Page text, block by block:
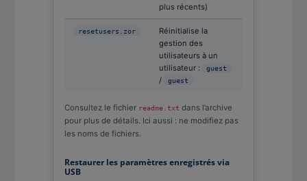
plus récents)
resetusers.zor
Réinitialise la
gestion des
utilisateurs à un
utilisateur :
guest
/ guest
Consultez le fichier readme.txt dans l’archive
pour plus de détails. Ici aussi : ne modifiez pas
les noms de fichiers.
Restaurer les paramètres enregistrés via
USB